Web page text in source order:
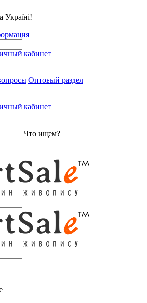
кабинет
Оптовый раздел
кабинет
Что ищем?